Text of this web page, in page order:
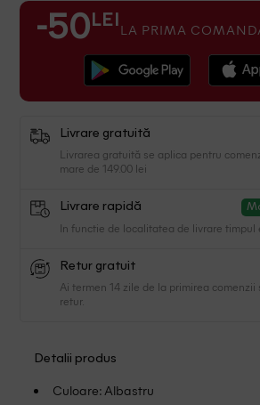
-50 LEI LA PRIMA
Livrare gratuită
Livrarea gratuită se aplica pentru
mare de 149.00 lei
Livrare rapidă
In functie de localitatea de livrare timpul
Retur gratuit
Ai termen 14 zile de la primirea
retur.
Detalii produs
Culoare: Albastru